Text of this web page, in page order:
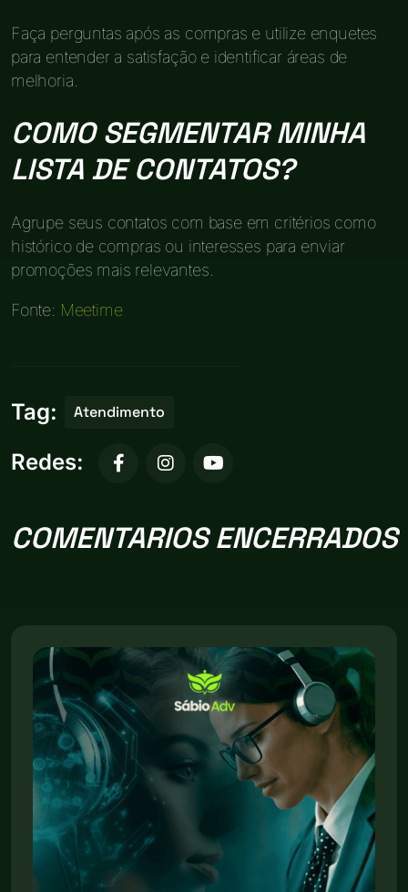
Faça perguntas após as compras e utilize enquetes
para entender a satisfação e identificar áreas de
melhoria.
COMO SEGMENTAR MINHA
LISTA DE CONTATOS?
Agrupe seus contatos com base em critérios como
histórico de compras ou interesses para enviar
promoções mais relevantes.
Fonte: Meetime
Tag: Atendimento
Redes:
COMENTARIOS ENCERRADOS